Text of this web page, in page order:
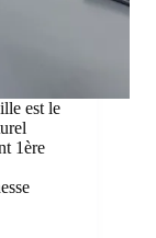
est le
1ère